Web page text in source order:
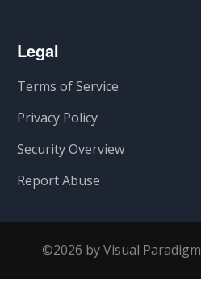
Legal
Terms of Service
Privacy Policy
Security Overview
Report Abuse
©2026 by Visual